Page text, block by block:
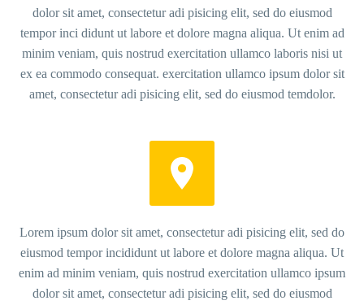
dolor sit amet, consectetur adi pisicing elit, sed do eiusmod
tempor inci didunt ut labore et dolore magna aliqua. Ut enim ad
minim veniam, quis nostrud exercitation ullamco laboris nisi ut
ex ea commodo consequat. exercitation ullamco ipsum dolor sit
amet, consectetur adi pisicing elit, sed do eiusmod temdolor.


Lorem ipsum dolor sit amet, consectetur adi pisicing elit, sed do
eiusmod tempor incididunt ut labore et dolore magna aliqua. Ut
enim ad minim veniam, quis nostrud exercitation ullamco ipsum
dolor sit amet, consectetur adi pisicing elit, sed do eiusmod